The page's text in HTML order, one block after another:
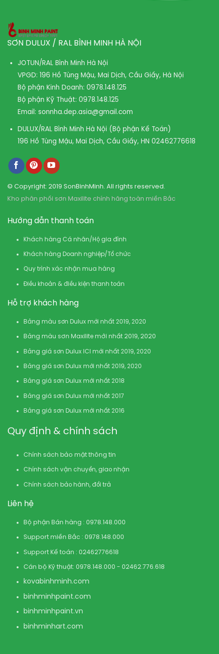
SƠN DULUX / RAL BÌNH MINH HÀ NỘI
JOTUN/RAL Bình Minh Hà Nội
VPGD: 196 Hồ Tùng Mậu, Mai Dịch, Cầu Giấy, Hà Nội
Bộ phận Kinh Doanh: 0978.148.125
Bộ phận Kỹ Thuật: 0978.148.125
Email: sonnha.dep.asia@gmail.com
DULUX/RAL Bình Minh Hà Nội (Bộ phận Kế Toán)
196 Hồ Tùng Mậu, Mai Dịch, Cầu Giấy, HN 02462776618
© Copyright: 2019 SonBinhMinh. All rights reserved.
Kho phân phối sơn Maxilite chính hãng toàn miền Bắc
Hướng dẫn thanh toán
Khách hàng Cá nhân/Hộ gia đình
Khách hàng Doanh nghiệp/Tổ chức
Quy trình xác nhận mua hàng
Điều khoản & điều kiện thanh toán
Hỗ trợ khách hàng
Bảng màu sơn Dulux mới nhất 2019, 2020
Bảng màu sơn Maxilite mới nhất 2019, 2020
Bảng giá sơn Dulux ICI mới nhất 2019, 2020
Bảng giá sơn Dulux mới nhất 2019, 2020
Bảng giá sơn Dulux mới nhất 2018
Bảng giá sơn Dulux mới nhất 2017
Bảng giá sơn Dulux mới nhất 2016
Quy định & chính sách
Chính sách bảo mật thông tin
Chính sách vận chuyển, giao nhận
Chính sách bảo hành, đổi trả
Liên hệ
Bộ phận Bán hàng : 0978.148.000
Support miền Bắc : 0978.148.000
Support Kế toán : 02462776618
Cán bộ Kỹ thuật: 0978.148.000 - 02462.776.618
kovabinhminh.com
binhminhpaint.com
binhminhpaint.vn
binhminhart.com